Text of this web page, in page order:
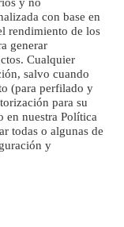
con base en
rendimiento de los
generar
Cualquier
salvo cuando
(para perfilado y
para su
en nuestra Política
todas o algunas de
y